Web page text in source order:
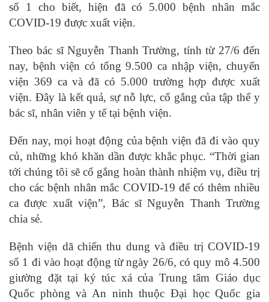
số 1 cho biết, hiện đã có 5.000 bệnh nhân mắc
COVID-19 được xuất viện.
Theo bác sĩ Nguyễn Thanh Trường, tính từ 27/6 đến
nay, bệnh viện có tổng 9.500 ca nhập viện, chuyển
viện 369 ca và đã có 5.000 trường hợp được xuất
viện. Đây là kết quả, sự nỗ lực, cố gắng của tập thể y
bác sĩ, nhân viên y tế tại bệnh viện.
Đến nay, mọi hoạt động của bệnh viện đã đi vào quy
củ, những khó khăn dần được khắc phục. “Thời gian
tới chúng tôi sẽ cố gắng hoàn thành nhiệm vụ, điều trị
cho các bệnh nhân mắc COVID-19 để có thêm nhiều
ca được xuất viện”, Bác sĩ Nguyễn Thanh Trường
chia sẻ.
Bệnh viện dã chiến thu dung và điều trị COVID-19
số 1 đi vào hoạt động từ ngày 26/6, có quy mô 4.500
giường đặt tại ký túc xá của Trung tâm Giáo dục
Quốc phòng và An ninh thuộc Đại học Quốc gia